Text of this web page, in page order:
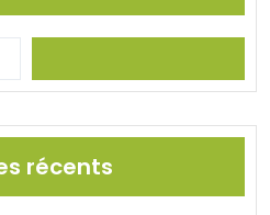
récents